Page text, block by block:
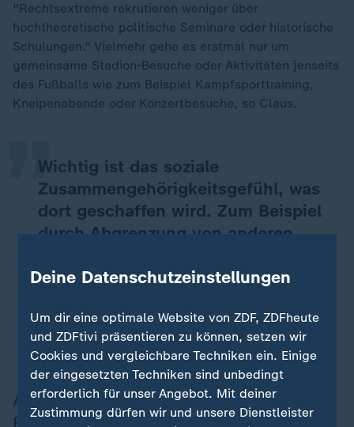
"Rechtsextreme rekrutieren weniger über
hochtheoretische politische Seminare oder historische
Schulungen." Vielmehr gehe es erstmal nur um
gemeinsame Stadion-Besuche oder Aktivitäten jenseits
des Fußballs wie zum Beispiel Kampfsporttraining,
Kneipenabende oder Konzertbesuche, so Claus.
Wichtig ist das soziale
Zusammengehörigkeitsgefühl, was
dort geschaffen wird. Zum Beispiel
durch Abgrenzung von anderen
‘Weiße’ und Deutsche gegenüber
„
Robert Claus, Soziologe und Forscher für Rechtsextremismus im
Aktuelle Rassismusbeispiele bei
Fußballspielen
Deine Datenschutzeinstellungen
Um dir eine optimale Website von ZDF, ZDFheute
und ZDFtivi präsentieren zu können, setzen wir
Cookies und vergleichbare Techniken ein. Einige
der eingesetzten Techniken sind unbedingt
erforderlich für unser Angebot. Mit deiner
Zustimmung dürfen wir und unsere Dienstleister